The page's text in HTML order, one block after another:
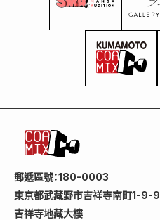
郵遞區號：180-0003
東京都武藏野市吉祥寺南町1-9-9
吉祥寺地藏大樓